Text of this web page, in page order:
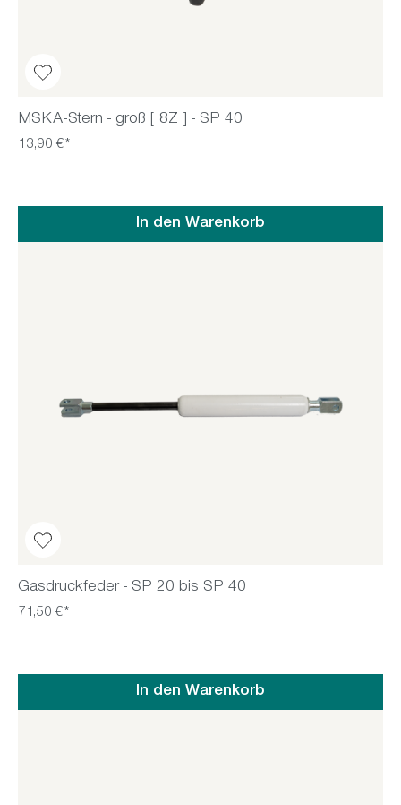
MSKA-Stern - groß [ 8Z ] - SP 40
13,90 €*
In den Warenkorb
Gasdruckfeder - SP 20 bis SP 40
71,50 €*
In den Warenkorb